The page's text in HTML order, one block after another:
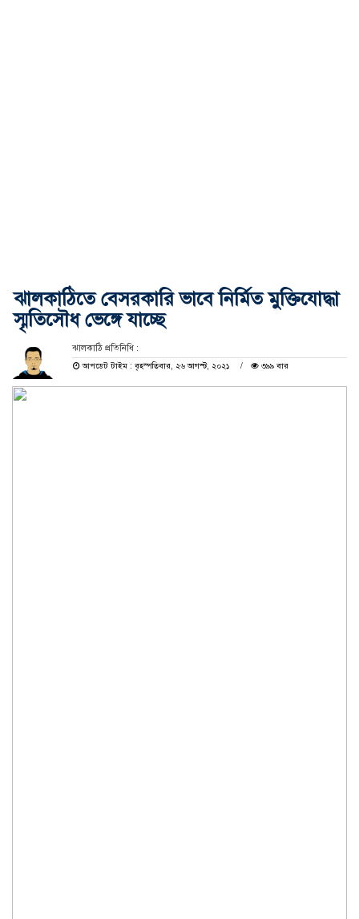
ঝালকাঠিতে বেসরকারি ভাবে নির্মিত মুক্তিযোদ্ধা
স্মৃতিসৌধ ভেঙ্গে যাচ্ছে
ঝালকাঠি প্রতিনিধি :
আপডেট টাইম : বৃহস্পতিবার, ২৬ আগস্ট, ২০২১
৩৯৯ বার